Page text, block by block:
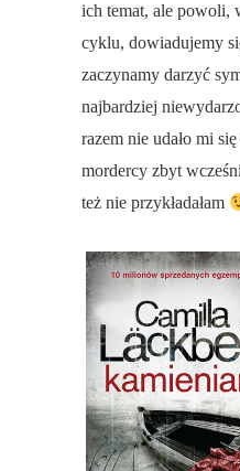
ich temat, ale powoli,
cyklu, dowiadujemy
zaczynamy darzyć
najbardziej
razem nie udało mi
mordercy zbyt
też nie przykładałam